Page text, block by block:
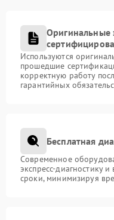
Оригинальные
Используются
прошедшие
корректную работу
гарантийных
Бесплатная
Современное
экспресс-диагностику
сроки, минимизируя